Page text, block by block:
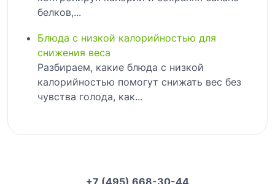
белков,...
Блюда с низкой калорийностью для
снижения веса
Разбираем, какие блюда с низкой
калорийностью помогут снижать вес без
чувства голода, как...